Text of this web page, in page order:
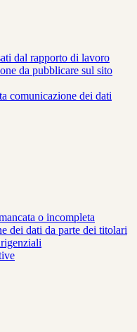
dal rapporto di lavoro
da pubblicare sul sito
comunicazione dei dati
o incompleta
dei dati da parte dei titolari